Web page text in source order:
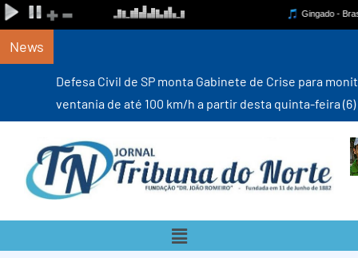
News
Defesa Civil de SP monta Gabinete de Crise para monitorar
ventania de até 100 km/h a partir desta quinta-feira (6)